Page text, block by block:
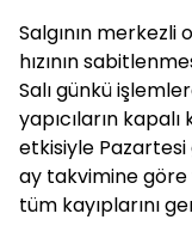
Salgının
hızının
Salı günkü
yapıcıların
etkisiyle Pazartesi
ay takvimine göre
tüm kayıplarını